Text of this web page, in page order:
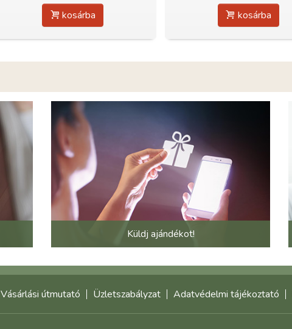
kosárba kosárba
Küldj ajándékot!
Vásárlási útmutató Üzletszabályzat Adatvédelmi tájékoztató